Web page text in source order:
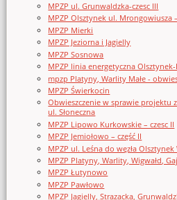
MPZP ul. Grunwaldzka-czesc III
MPZP Olsztynek ul. Mrongowiusza
MPZP Mierki
MPZP Jeziorna i Jagielly
MPZP Sosnowa
MPZP linia energetyczna Olsztynek-
mpzp Platyny, Warlity Małe -
MPZP Świerkocin
Obwieszczenie w sprawie projektu
ul. Słoneczna
MPZP Lipowo Kurkowskie – czesc II
MPZP Jemiołowo – część II
MPZP ul. Leśna do węzła Olsztynek
MPZP Platyny, Warlity, Wigwałd,
MPZP Łutynowo
MPZP Pawłowo
MPZP Jagielly, Strazacka,